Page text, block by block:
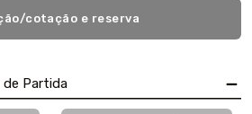
cotação e reserva
de Partida